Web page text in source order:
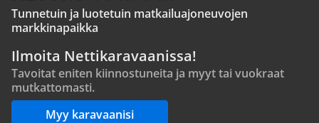
Tunnetuin ja luotetuin matkailuajoneuvojen
markkinapaikka
Ilmoita Nettikaravaanissa!
Tavoitat eniten kiinnostuneita ja myyt tai vuokraat
mutkattomasti.
Myy karavaanisi